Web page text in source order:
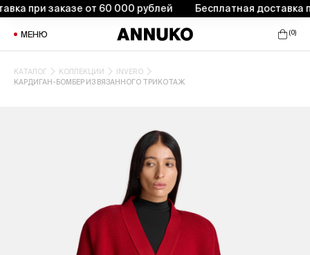
при заказе от 60 000 рублей Бесплатная доставка
МЕНЮ (0)
КАТАЛОГ КОЛЛЕКЦИИ
INVERO
КАРДИГАН-БОМБЕР ИЗ ВЯЗАННОГО ТРИКОТАЖ